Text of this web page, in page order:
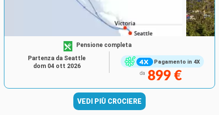
Pagamento in 4X
Pensione completa
da 899 €
Partenza da Seattle
dom 04 ott 2026
VEDI PIÙ CROCIERE